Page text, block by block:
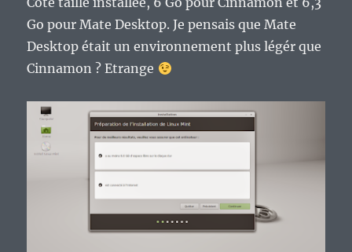
Go pour Mate Desktop. Je pensais que Mate
Desktop était un environnement plus légér que
Cinnamon ? Etrange